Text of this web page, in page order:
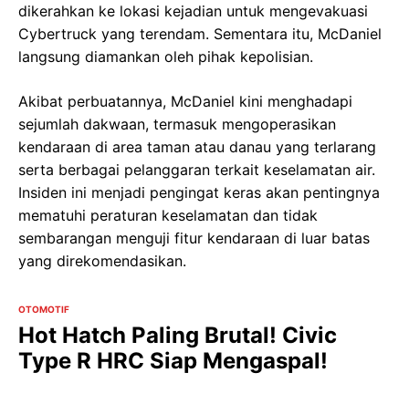
dikerahkan ke lokasi kejadian untuk mengevakuasi
Cybertruck yang terendam. Sementara itu, McDaniel
langsung diamankan oleh pihak kepolisian.
Akibat perbuatannya, McDaniel kini menghadapi
sejumlah dakwaan, termasuk mengoperasikan
kendaraan di area taman atau danau yang terlarang
serta berbagai pelanggaran terkait keselamatan air.
Insiden ini menjadi pengingat keras akan pentingnya
mematuhi peraturan keselamatan dan tidak
sembarangan menguji fitur kendaraan di luar batas
yang direkomendasikan.
OTOMOTIF
Hot Hatch Paling Brutal! Civic
Type R HRC Siap Mengaspal!